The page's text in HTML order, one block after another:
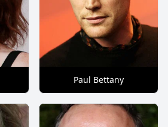
Paul Bettany